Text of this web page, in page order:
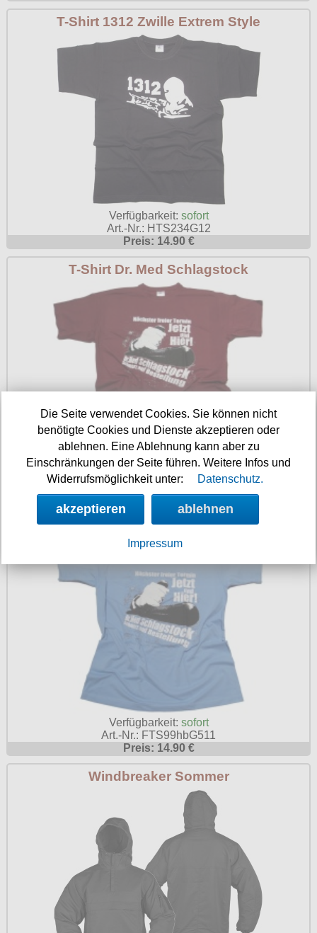
T-Shirts
Begriffe
Ostzone
T-Shirt 1312 Zwille Extrem Style
Verfügbarkeit: sofort
Art.-Nr.: HTS234G12
Preis: 14.90 €
T-Shirt Dr. Med Schlagstock
Verfügbarkeit:sofort
Art.-Nr.: FTS99boG511
Preis: 14.90 €
T-Shirt Dr. Med Schlagstock
Verfügbarkeit: sofort
Art.-Nr.: FTS99hbG511
Preis: 14.90 €
Windbreaker Sommer
Die Seite verwendet Cookies. Sie können nicht
benötigte Cookies und Dienste akzeptieren oder
ablehnen. Eine Ablehnung kann aber zu
Einschränkungen der Seite führen. Weitere Infos und
Widerrufsmöglichkeit unter:
Datenschutz.
akzeptieren ablehnen
Impressum